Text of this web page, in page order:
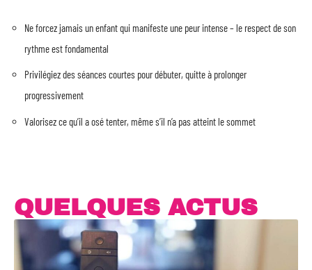
Ne forcez jamais un enfant qui manifeste une peur intense – le respect de son
rythme est fondamental
Privilégiez des séances courtes pour débuter, quitte à prolonger
progressivement
Valorisez ce qu’il a osé tenter, même s’il n’a pas atteint le sommet
QUELQUES ACTUS